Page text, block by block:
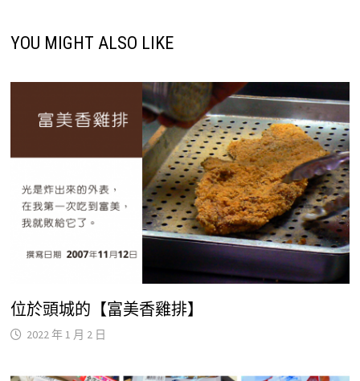
YOU MIGHT ALSO LIKE
位於頭城的【富美香雞排】
2022 年 1 月 2 日